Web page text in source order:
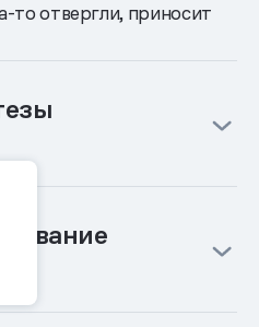
то отвергли, приносит